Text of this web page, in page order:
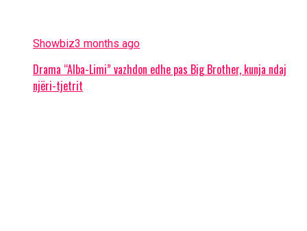
Showbiz3 months ago
Drama “Alba-Limi” vazhdon edhe pas Big Brother, kunja ndaj
njëri-tjetrit